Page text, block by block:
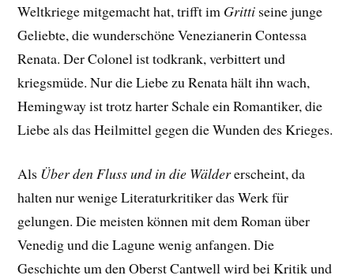
Weltkriege mitgemacht hat, trifft im Gritti seine junge
Geliebte, die wunderschöne Venezianerin Contessa
Renata. Der Colonel ist todkrank, verbittert und
kriegsmüde. Nur die Liebe zu Renata hält ihn wach,
Hemingway ist trotz harter Schale ein Romantiker, die
Liebe als das Heilmittel gegen die Wunden des Krieges.
Als Über den Fluss und in die Wäldererscheint, da
halten nur wenige Literaturkritiker das Werk für
gelungen. Die meisten können mit dem Roman über
Venedig und die Lagune wenig anfangen. Die
Geschichte um den Oberst Cantwell wird bei Kritik und